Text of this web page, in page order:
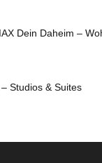
Dein Daheim –
Studios & Suites